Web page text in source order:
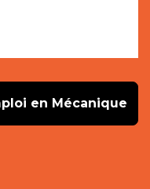
en Mécanique